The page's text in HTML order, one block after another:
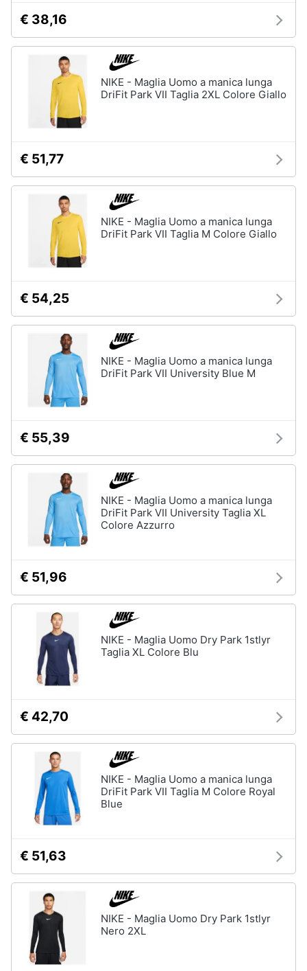
€ 38,16
NIKE - Maglia Uomo a manica lunga
DriFit Park VII Taglia 2XL Colore Giallo
€ 51,77
NIKE - Maglia Uomo a manica lunga
DriFit Park VII Taglia M Colore Giallo
€ 54,25
NIKE - Maglia Uomo a manica lunga
DriFit Park VII University Blue M
€ 55,39
NIKE - Maglia Uomo a manica lunga
DriFit Park VII University Taglia XL
Colore Azzurro
€ 51,96
NIKE - Maglia Uomo Dry Park 1stlyr
Taglia XL Colore Blu
€ 42,70
NIKE - Maglia Uomo a manica lunga
DriFit Park VII Taglia M Colore Royal
Blue
€ 51,63
NIKE - Maglia Uomo Dry Park 1stlyr
Nero 2XL